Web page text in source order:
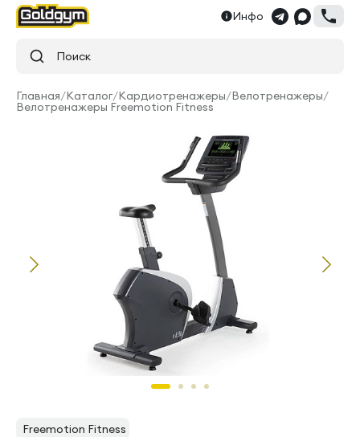
Инфо
Поиск
Главная/Каталог/Кардиотренажеры/Велотренажеры/
Велотренажеры Freemotion Fitness
Freemotion Fitness